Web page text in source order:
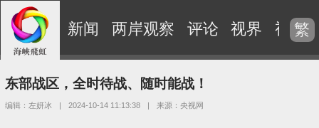
新闻 两岸观察 评论 视界 视频
繁
东部战区，全时待战、随时能战！
编辑：左妍冰 | 2024-10-14 11:13:38 | 来源：央视网